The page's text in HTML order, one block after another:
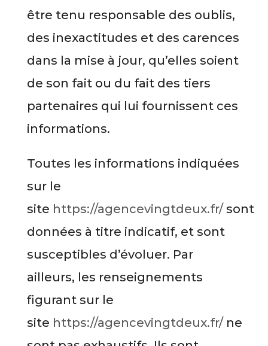
être tenu responsable des oublis,
des inexactitudes et des carences
dans la mise à jour, qu’elles soient
de son fait ou du fait des tiers
partenaires qui lui fournissent ces
informations.
Toutes les informations indiquées
sur le
site https://agencevingtdeux.fr/sont
données à titre indicatif, et sont
susceptibles d’évoluer. Par
ailleurs, les renseignements
figurant sur le
site https://agencevingtdeux.fr/ne